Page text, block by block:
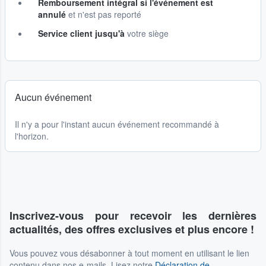
Remboursement intégral si l'événement est
annulé et n'est pas reporté
Service client jusqu'à votre siège
Aucun événement
Il n'y a pour l'instant aucun événement recommandé à
l'horizon.
Inscrivez-vous pour recevoir les dernières
actualités, des offres exclusives et plus encore !
Vous pouvez vous désabonner à tout moment en utilisant le lien